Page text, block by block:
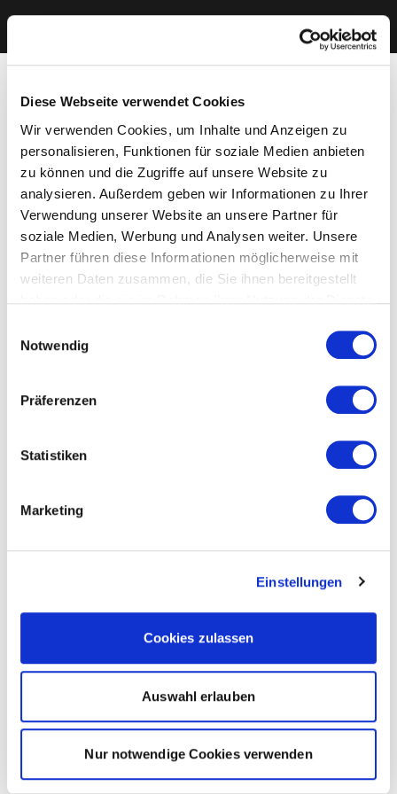
Diese Webseite verwendet Cookies
Wir verwenden Cookies, um Inhalte und Anzeigen zu
personalisieren, Funktionen für soziale Medien anbieten
zu können und die Zugriffe auf unsere Website zu
analysieren. Außerdem geben wir Informationen zu Ihrer
Verwendung unserer Website an unsere Partner für
soziale Medien, Werbung und Analysen weiter. Unsere
Partner führen diese Informationen möglicherweise mit
weiteren Daten zusammen, die Sie ihnen bereitgestellt
Cookies, wenn Sie unsere Webseite weiterhin nutzen.
Notwendig
Präferenzen
Statistiken
Marketing
Einstellungen
Cookies zulassen
Auswahl erlauben
Nur notwendige Cookies verwenden